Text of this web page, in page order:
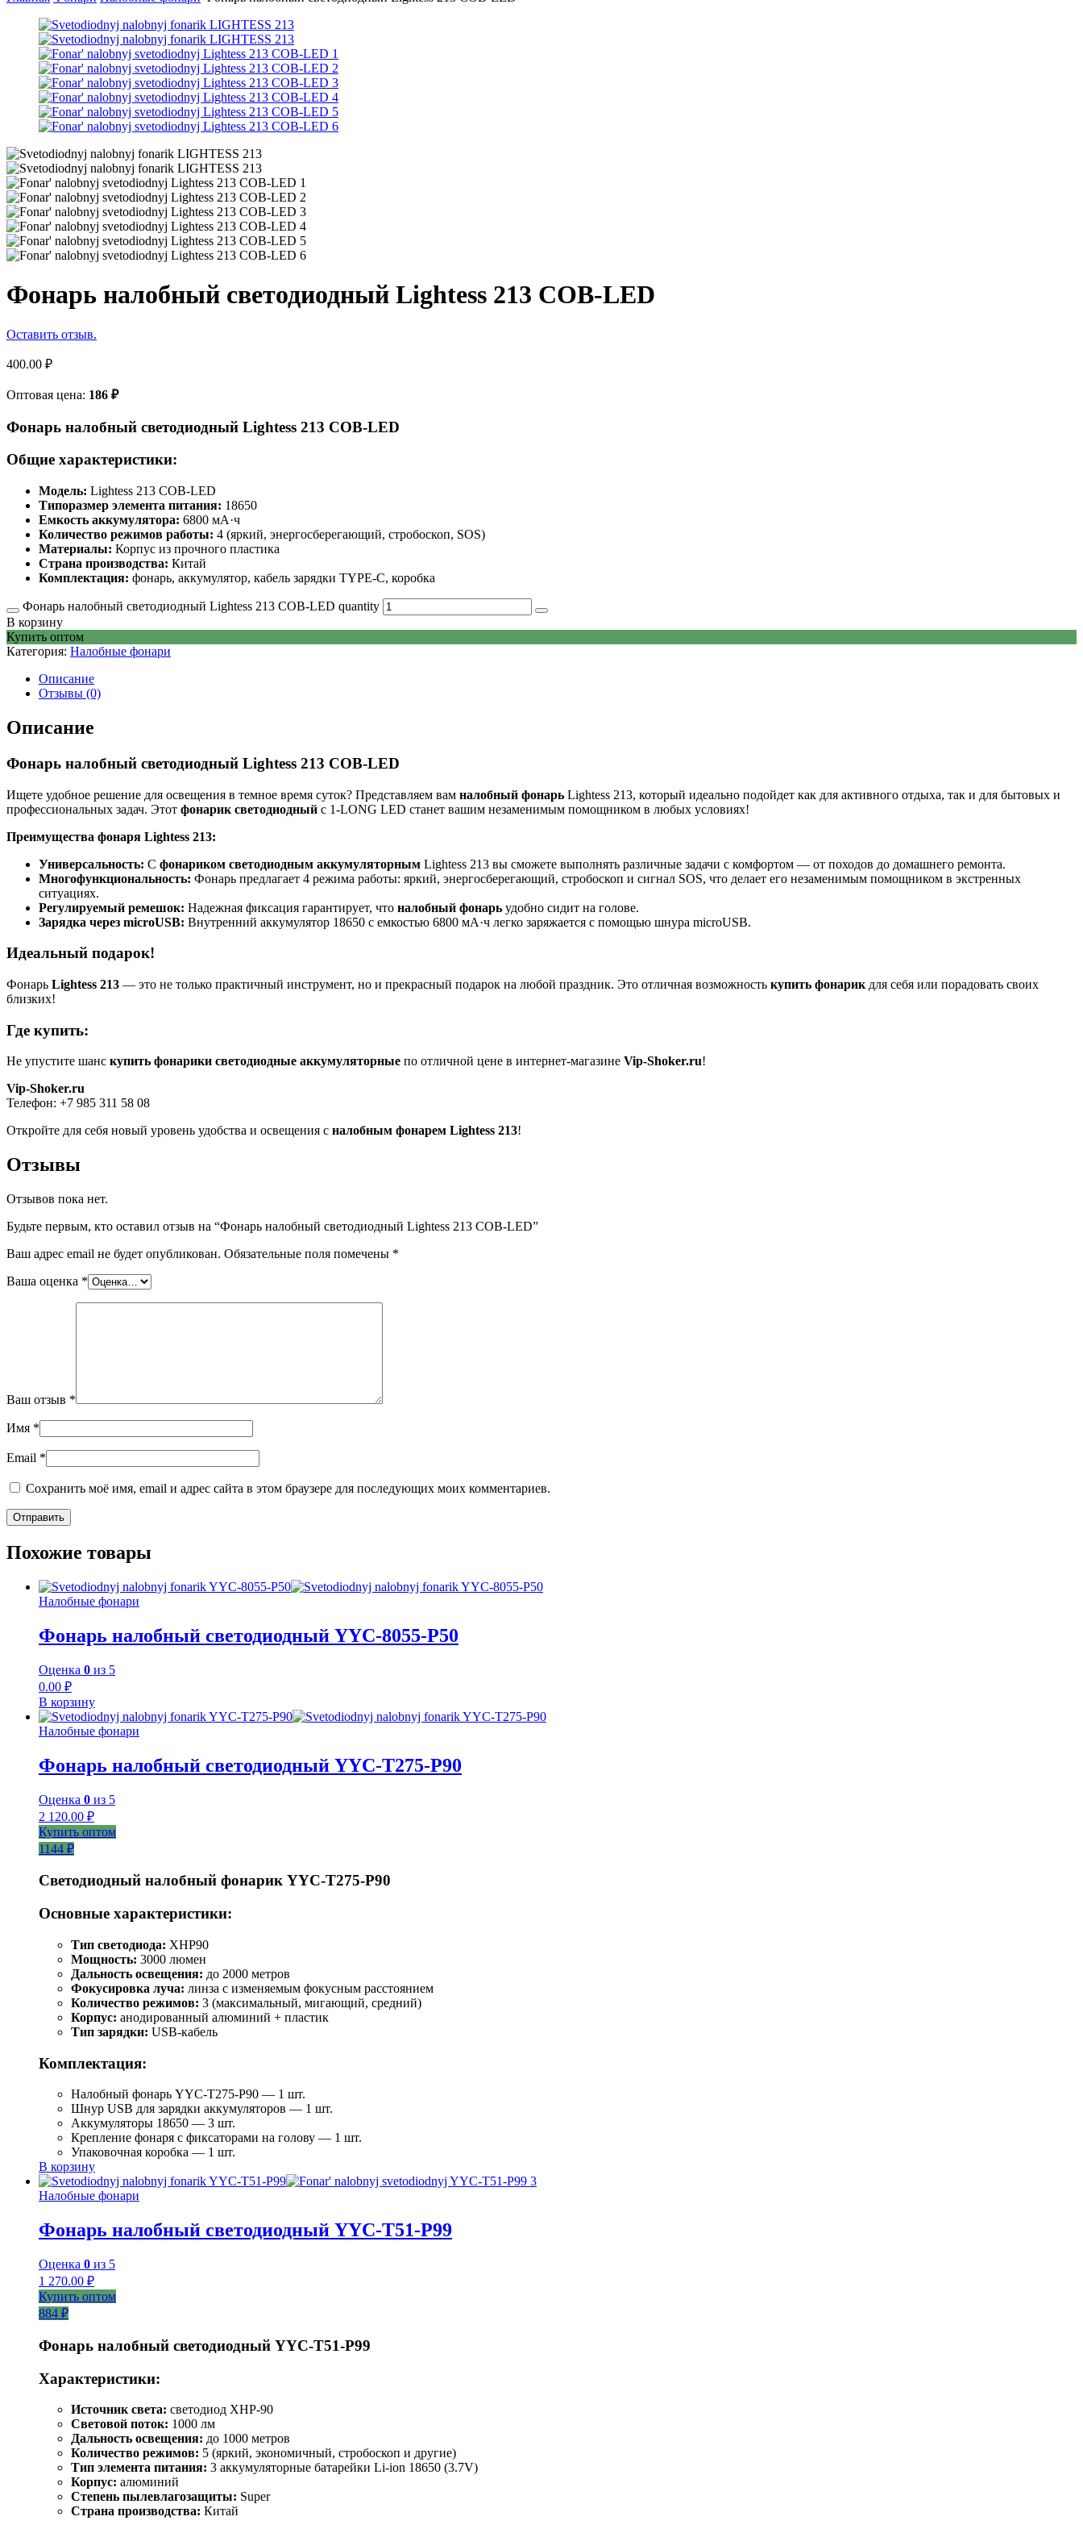
Фонарь налобный светодиодный Lightess 213 COB-LED
Оставить отзыв.
400.00 ₽
Оптовая цена: 186 ₽
Фонарь налобный светодиодный Lightess 213 COB-LED
Общие характеристики:
Модель: Lightess 213 COB-LED
Типоразмер элемента питания: 18650
Емкость аккумулятора: 6800 мА·ч
Количество режимов работы: 4 (яркий, энергосберегающий, стробоскоп, SOS)
Материалы: Корпус из прочного пластика
Страна производства: Китай
Комплектация: фонарь, аккумулятор, кабель зарядки TYPE-C, коробка
Фонарь налобный светодиодный Lightess 213 COB-LED quantity
В корзину
Купить оптом
Категория: Налобные фонари
Описание
Отзывы (0)
Описание
Фонарь налобный светодиодный Lightess 213 COB-LED
Ищете удобное решение для освещения в темное время суток? Представляем вам налобный фонарь Lightess 213, который идеально подойдет как для активного отдыха, так и для бытовых и
профессиональных задач. Этот фонарик светодиодный с 1-LONG LED станет вашим незаменимым помощником в любых условиях!
Преимущества фонаря Lightess 213:
Универсальность: С фонариком светодиодным аккумуляторным Lightess 213 вы сможете выполнять различные задачи с комфортом — от походов до домашнего ремонта.
Многофункциональность: Фонарь предлагает 4 режима работы: яркий, энергосберегающий, стробоскоп и сигнал SOS, что делает его незаменимым помощником в экстренных
ситуациях.
Регулируемый ремешок: Надежная фиксация гарантирует, что налобный фонарь удобно сидит на голове.
Зарядка через microUSB: Внутренний аккумулятор 18650 с емкостью 6800 мА·ч легко заряжается с помощью шнура microUSB.
Идеальный подарок!
Фонарь Lightess 213 — это не только практичный инструмент, но и прекрасный подарок на любой праздник. Это отличная возможность купить фонарик для себя или порадовать своих
близких!
Где купить:
Не упустите шанс купить фонарики светодиодные аккумуляторные по отличной цене в интернет-магазине Vip-Shoker.ru!
Vip-Shoker.ru
Телефон: +7 985 311 58 08
Откройте для себя новый уровень удобства и освещения с налобным фонарем Lightess 213!
Отзывы
Отзывов пока нет.
Будьте первым, кто оставил отзыв на “Фонарь налобный светодиодный Lightess 213 COB-LED”
Ваш адрес email не будет опубликован. Обязательные поля помечены *
Ваша оценка *
Ваш отзыв *
Имя *
Email *
Сохранить моё имя, email и адрес сайта в этом браузере для последующих моих комментариев.
Похожие товары
Налобные фонари
Фонарь налобный светодиодный YYC-8055-P50
Оценка 0 из 5
0.00 ₽
В корзину
Налобные фонари
Фонарь налобный светодиодный YYC-T275-P90
Оценка 0 из 5
2 120.00 ₽
Купить оптом
1144 ₽
Светодиодный налобный фонарик YYC-T275-P90
Основные характеристики:
Тип светодиода: XHP90
Мощность: 3000 люмен
Дальность освещения: до 2000 метров
Фокусировка луча: линза с изменяемым фокусным расстоянием
Количество режимов: 3 (максимальный, мигающий, средний)
Корпус: анодированный алюминий + пластик
Тип зарядки: USB-кабель
Комплектация:
Налобный фонарь YYC-T275-P90 — 1 шт.
Шнур USB для зарядки аккумуляторов — 1 шт.
Аккумуляторы 18650 — 3 шт.
Крепление фонаря с фиксаторами на голову — 1 шт.
Упаковочная коробка — 1 шт.
В корзину
Налобные фонари
Фонарь налобный светодиодный YYC-T51-P99
Оценка 0 из 5
1 270.00 ₽
Купить оптом
884 ₽
Фонарь налобный светодиодный YYC-T51-P99
Характеристики:
Источник света: светодиод XHP-90
Световой поток: 1000 лм
Дальность освещения: до 1000 метров
Количество режимов: 5 (яркий, экономичный, стробоскоп и другие)
Тип элемента питания: 3 аккумуляторные батарейки Li-ion 18650 (3.7V)
Корпус: алюминий
Степень пылевлагозащиты: Super
Страна производства: Китай